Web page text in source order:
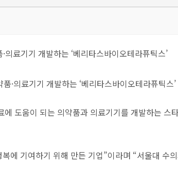
료기기 개발하는 ‘베리타스바이오테라퓨틱스’
도움이 되는 의약품과 의료기기를 개발하는
에 기여하기 위해 만든 기업”이라며 “서울대 수